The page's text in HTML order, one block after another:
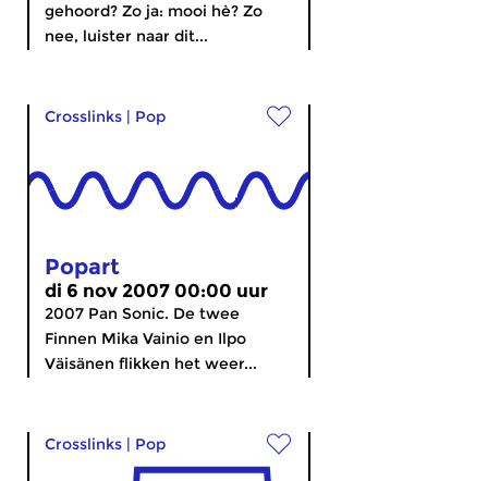
gehoord? Zo ja: mooi hè? Zo
nee, luister naar dit...
Crosslinks | Pop
Popart
di 6 nov 2007 00:00 uur
2007 Pan Sonic. De twee
Finnen Mika Vainio en Ilpo
Väisänen flikken het weer...
Crosslinks | Pop